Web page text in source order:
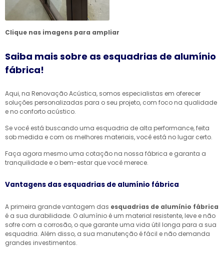
Clique nas imagens para ampliar
Saiba mais sobre as esquadrias de alumínio
fábrica!
Aqui, na Renovação Acústica, somos especialistas em oferecer
soluções personalizadas para o seu projeto, com foco na qualidade
e no conforto acústico.
Se você está buscando uma esquadria de alta performance, feita
sob medida e com os melhores materiais, você está no lugar certo.
Faça agora mesmo uma cotação na nossa fábrica e garanta a
tranquilidade e o bem-estar que você merece.
Vantagens das esquadrias de alumínio fábrica
A primeira grande vantagem das esquadrias de alumínio fábrica
é a sua durabilidade. O alumínio é um material resistente, leve e não
sofre com a corrosão, o que garante uma vida útil longa para a sua
esquadria. Além disso, a sua manutenção é fácil e não demanda
grandes investimentos.